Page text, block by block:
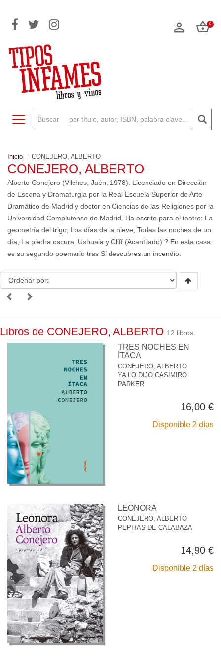
0
Toggle navigation
Inicio CONEJERO, ALBERTO
CONEJERO, ALBERTO
Alberto Conejero (Vilches, Jaén, 1978). Licenciado en Dirección
de Escena y Dramaturgia por la Real Escuela Superior de Arte
Dramático de Madrid y doctor en Ciencias de las Religiones por la
Universidad Complutense de Madrid. Ha escrito para el teatro: La
geometría del trigo, Los días de la nieve, Todas las noches de un
día, La piedra oscura, Ushuaia y Cliff (Acantilado) ? En esta casa
es su segundo poemario tras Si descubres un incendio.
Libros de CONEJERO, ALBERTO 12 libros.
TRES NOCHES EN
ÍTACA
CONEJERO, ALBERTO
YA LO DIJO CASIMIRO
PARKER
16,00 €
Disponible 2 días
LEONORA
CONEJERO, ALBERTO
PEPITAS DE CALABAZA
14,90 €
Disponible 2 días